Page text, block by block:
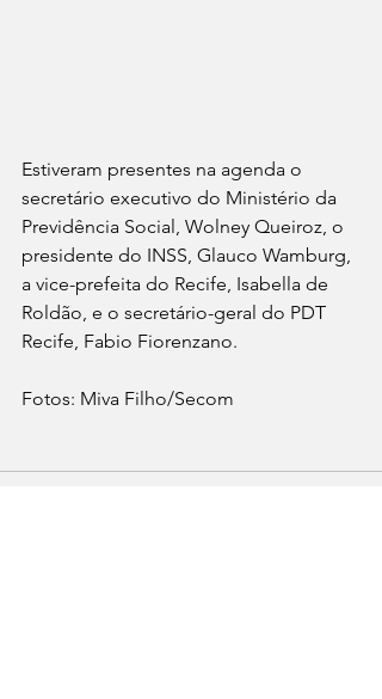
Estiveram presentes na agenda o
secretário executivo do Ministério da
Previdência Social, Wolney Queiroz, o
presidente do INSS, Glauco Wamburg,
a vice-prefeita do Recife, Isabella de
Roldão, e o secretário-geral do PDT
Recife, Fabio Fiorenzano.
Fotos: Miva Filho/Secom